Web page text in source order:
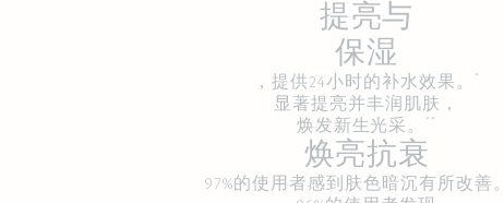
提亮与
保湿
，提供24小时的补水效果。 *
显著提亮并丰润肌肤，
焕发新生光采。
**
焕亮抗衰
97%的使用者感到肤色暗沉有所改善。